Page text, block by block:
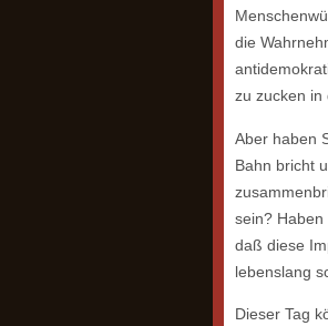
die
zu zucken in
Aber haben
Bahn bricht
sein? Haben
daß diese
lebenslang
Dieser Tag